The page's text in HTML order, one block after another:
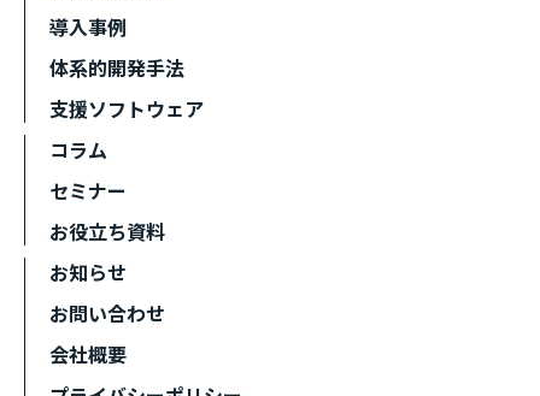
導入事例
体系的開発手法
支援ソフトウェア
コラム
セミナー
お役立ち資料
お知らせ
お問い合わせ
会社概要